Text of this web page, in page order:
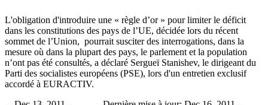
L'obligation d'introduire une « règle d’or » pour limiter le déficit
dans les constitutions des pays de l’UE, décidée lors du récent
sommet de l’Union, pourrait susciter des interrogations, dans la
mesure où dans la plupart des pays, le parlement et la population
n’ont pas été consultés, a déclaré Sergueï Stanishev, le dirigeant du
Parti des socialistes européens (PSE), lors d'un entretien exclusif
accordé à EURACTIV.